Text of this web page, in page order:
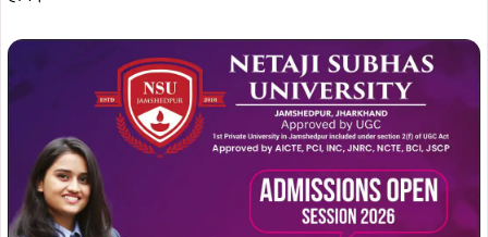
केंद्रीय मंत्री अश्विनी वैष्णव के रिपोर्ट पर विचार के बाद भाजपा के
राष्ट्रीय अध्यक्ष जेपी नड्डा ने इन नामों पर सहमति जाहिर किया है
जिसके बाद रविवार देर शाम घोषणा कर दी गई। इधर घोषणा होते ही
पार्टी नेताओं में जबरदस्त उत्साह है। पार्टी के युवा नेता इसे संगठन हित
में महत्वपूर्ण निर्णय मानते हैं।